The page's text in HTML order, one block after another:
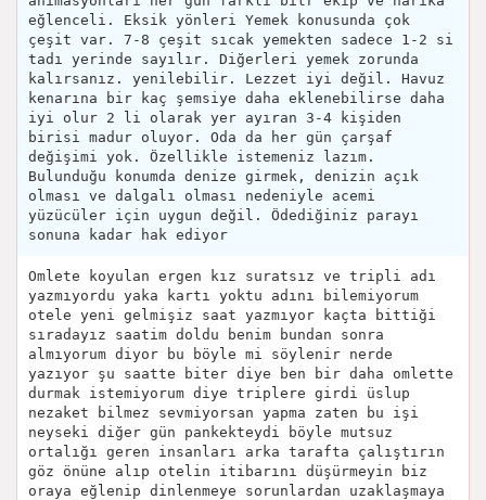
eğlenceli. Eksik yönleri Yemek konusunda çok
çeşit var. 7-8 çeşit sıcak yemekten sadece 1-2 si
tadı yerinde sayılır. Diğerleri yemek zorunda
kalırsanız. yenilebilir. Lezzet iyi değil. Havuz
kenarına bir kaç şemsiye daha eklenebilirse daha
iyi olur 2 li olarak yer ayıran 3-4 kişiden
birisi madur oluyor. Oda da her gün çarşaf
değişimi yok. Özellikle istemeniz lazım.
Bulunduğu konumda denize girmek, denizin açık
olması ve dalgalı olması nedeniyle acemi
yüzücüler için uygun değil. Ödediğiniz parayı
sonuna kadar hak ediyor
Omlete koyulan ergen kız suratsız ve tripli adı
yazmıyordu yaka kartı yoktu adını bilemiyorum
otele yeni gelmişiz saat yazmıyor kaçta bittiği
sıradayız saatim doldu benim bundan sonra
almıyorum diyor bu böyle mi söylenir nerde
yazıyor şu saatte biter diye ben bir daha omlette
durmak istemiyorum diye triplere girdi üslup
nezaket bilmez sevmiyorsan yapma zaten bu işi
neyseki diğer gün pankekteydi böyle mutsuz
ortalığı geren insanları arka tarafta çalıştırın
göz önüne alıp otelin itibarını düşürmeyin biz
oraya eğlenip dinlenmeye sorunlardan uzaklaşmaya